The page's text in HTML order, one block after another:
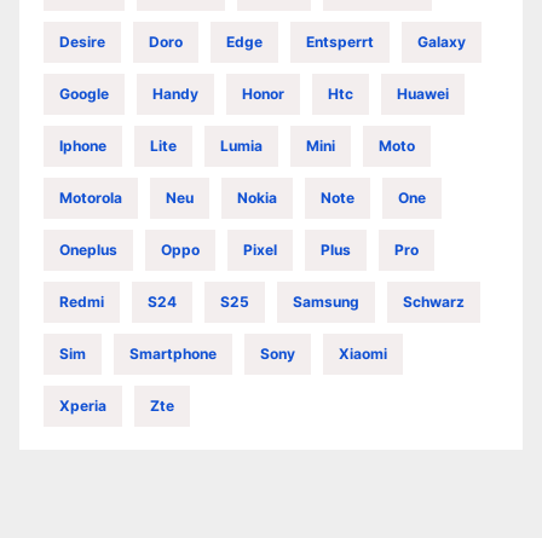
Desire Doro Edge Entsperrt Galaxy
Google Handy Honor Htc Huawei
Iphone Lite Lumia Mini Moto
Motorola Neu Nokia Note One
Oneplus Oppo Pixel Plus Pro
Redmi S24 S25 Samsung Schwarz
Sim Smartphone Sony Xiaomi
Xperia Zte